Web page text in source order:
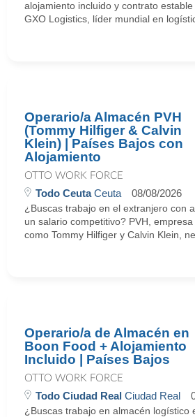
alojamiento incluido y contrato
GXO Logistics, líder mundial en
Operario/a Almacén PVH
(Tommy Hilfiger & Calvin
Klein) | Países Bajos con
Alojamiento
OTTO WORK FORCE
Todo CeutaCeuta 08/08/2026
¿Buscas trabajo en el extranjero con
un salario competitivo? PVH,
como Tommy Hilfiger y Calvin Klein,
Operario/a de Almacén en
Boon Food + Alojamiento
Incluido | Países Bajos
OTTO WORK FORCE
Todo Ciudad Real Ciudad Real
¿Buscas trabajo en almacén logístico